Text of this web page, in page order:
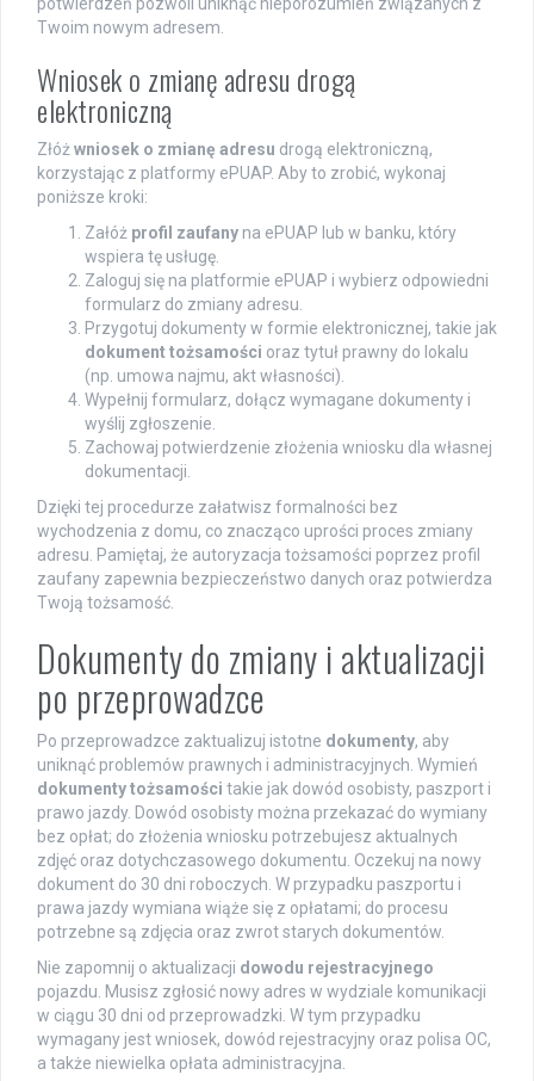
Twoim nowym adresem.
Wniosek o zmianę adresu drogą
elektroniczną
Złóż wniosek o zmianę adresu drogą elektroniczną,
korzystając z platformy ePUAP. Aby to zrobić, wykonaj
poniższe kroki:
Załóż profil zaufany na ePUAP lub w banku, który
wspiera tę usługę.
Zaloguj się na platformie ePUAP i wybierz odpowiedni
formularz do zmiany adresu.
Przygotuj dokumenty w formie elektronicznej, takie jak
dokument tożsamości oraz tytuł prawny do lokalu
(np. umowa najmu, akt własności).
Wypełnij formularz, dołącz wymagane dokumenty i
wyślij zgłoszenie.
Zachowaj potwierdzenie złożenia wniosku dla własnej
dokumentacji.
Dzięki tej procedurze załatwisz formalności bez
wychodzenia z domu, co znacząco uprości proces zmiany
adresu. Pamiętaj, że autoryzacja tożsamości poprzez profil
zaufany zapewnia bezpieczeństwo danych oraz potwierdza
Twoją tożsamość.
Dokumenty do zmiany i aktualizacji
po przeprowadzce
Po przeprowadzce zaktualizuj istotne dokumenty, aby
uniknąć problemów prawnych i administracyjnych. Wymień
dokumenty tożsamości takie jak dowód osobisty, paszport i
prawo jazdy. Dowód osobisty można przekazać do wymiany
bez opłat; do złożenia wniosku potrzebujesz aktualnych
zdjęć oraz dotychczasowego dokumentu. Oczekuj na nowy
dokument do 30 dni roboczych. W przypadku paszportu i
prawa jazdy wymiana wiąże się z opłatami; do procesu
potrzebne są zdjęcia oraz zwrot starych dokumentów.
Nie zapomnij o aktualizacji dowodu rejestracyjnego
pojazdu. Musisz zgłosić nowy adres w wydziale komunikacji
w ciągu 30 dni od przeprowadzki. W tym przypadku
wymagany jest wniosek, dowód rejestracyjny oraz polisa OC,
a także niewielka opłata administracyjna.